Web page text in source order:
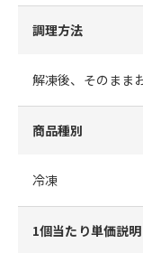
調理方法
解凍後、そのまま
商品種別
冷凍
1個当たり単価説明